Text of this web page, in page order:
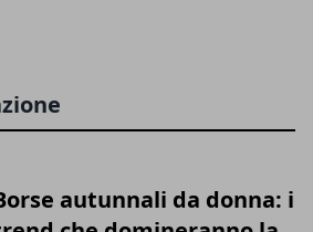
autunnali da donna: i